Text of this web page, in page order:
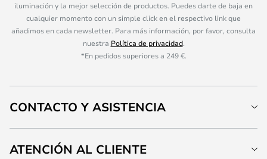
iluminación y la mejor selección de productos. Puedes darte de baja en
cualquier momento con un simple click en el respectivo link que
añadimos en cada newsletter. Para más información, por favor, consulta
nuestra Política de privacidad.
*En pedidos superiores a 249 €.
CONTACTO Y ASISTENCIA
ATENCIÓN AL CLIENTE